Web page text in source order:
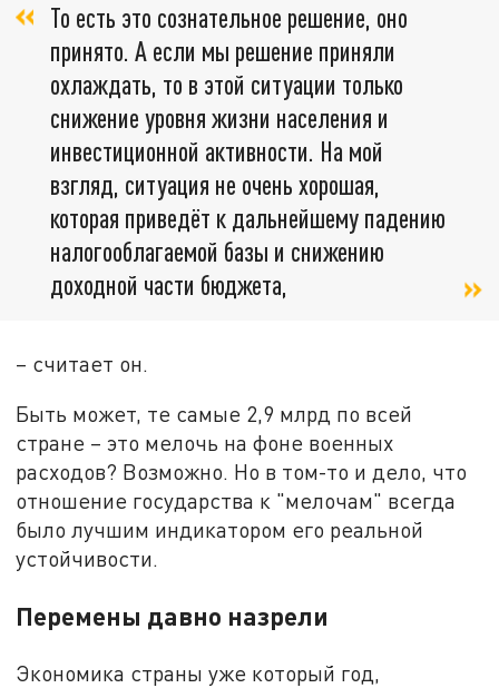
То есть это сознательное решение, оно
принято. А если мы решение приняли
охлаждать, то в этой ситуации только
снижение уровня жизни населения и
инвестиционной активности. На мой
взгляд, ситуация не очень хорошая,
которая приведёт к дальнейшему падению
налогооблагаемой базы и снижению
доходной части бюджета,
– считает он.
Быть может, те самые 2,9 млрд по всей
стране – это мелочь на фоне военных
расходов? Возможно. Но в том-то и дело, что
отношение государства к "мелочам" всегда
было лучшим индикатором его реальной
устойчивости.
Перемены давно назрели
Экономика страны уже который год,